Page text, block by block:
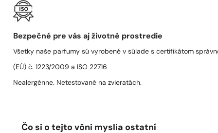
Bezpečné pre vás aj životné prostredie
Všetky naše parfumy sú vyrobené v súlade s certifikátom
(EÚ) č. 1223/2009 a ISO 22716
Nealergénne. Netestované na zvieratách.
Čo si o tejto vôni myslia ostatní